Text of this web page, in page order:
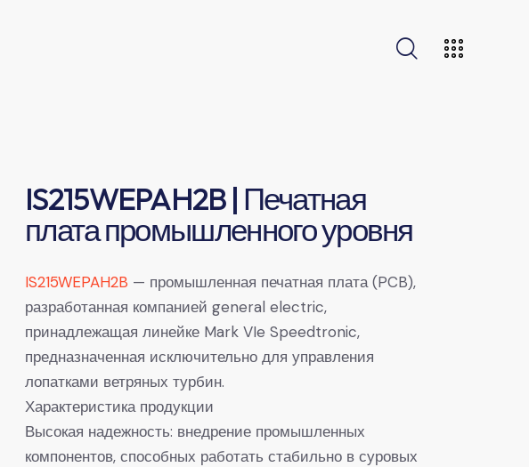
IS215WEPAH2B | Печатная
плата промышленного уровня
IS215WEPAH2B — промышленная печатная плата (PCB),
разработанная компанией general electric,
принадлежащая линейке Mark VIe Speedtronic,
предназначенная исключительно для управления
лопатками ветряных турбин.
Характеристика продукции
Высокая надежность: внедрение промышленных
компонентов, способных работать стабильно в суровых